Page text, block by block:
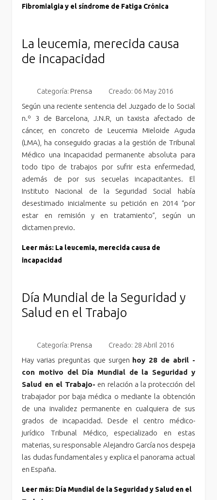
Fibromialgia y el síndrome de Fatiga Crónica
La leucemia, merecida causa
de incapacidad
Categoría: Prensa Creado: 06 May 2016
Según una reciente sentencia del Juzgado de lo Social
n.º 3 de Barcelona, J.N.R, un taxista afectado de
cáncer, en concreto de Leucemia Mieloide Aguda
(LMA), ha conseguido gracias a la gestión de Tribunal
Médico una Incapacidad permanente absoluta para
todo tipo de trabajos por sufrir esta enfermedad,
además de por sus secuelas incapacitantes. El
Instituto Nacional de la Seguridad Social había
desestimado inicialmente su petición en 2014 “por
estar en remisión y en tratamiento”, según un
dictamen previo.
Leer más: La leucemia, merecida causa de
incapacidad
Día Mundial de la Seguridad y
Salud en el Trabajo
Categoría: Prensa Creado: 28 Abril 2016
Hay varias preguntas que surgen hoy 28 de abril -
con motivo del Día Mundial de la Seguridad y
Salud en el Trabajo- en relación a la protección del
trabajador por baja médica o mediante la obtención
de una invalidez permanente en cualquiera de sus
grados de incapacidad. Desde el centro médico-
jurídico Tribunal Médico, especializado en estas
materias, su responsable Alejandro García nos despeja
las dudas fundamentales y explica el panorama actual
en España.
Leer más: Día Mundial de la Seguridad y Salud en el